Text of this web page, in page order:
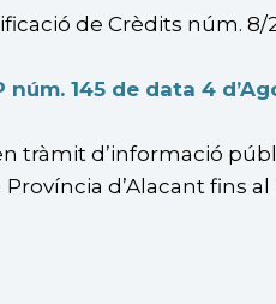
de Crèdits núm.
145 de data 4
tràmit d’informació
d’Alacant fins